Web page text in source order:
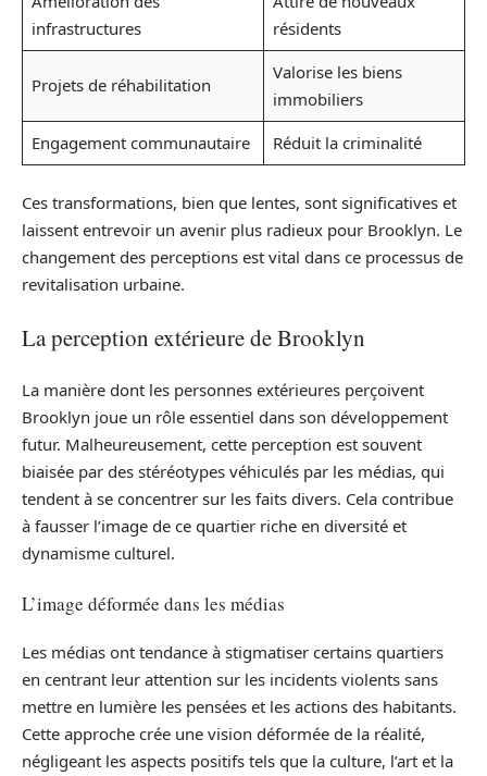
infrastructures
résidents
Projets de réhabilitation
Valorise les biens
immobiliers
Engagement communautaire
Réduit la criminalité
Ces transformations, bien que lentes, sont significatives et
laissent entrevoir un avenir plus radieux pour Brooklyn. Le
changement des perceptions est vital dans ce processus de
revitalisation urbaine.
La perception extérieure de Brooklyn
La manière dont les personnes extérieures perçoivent
Brooklyn joue un rôle essentiel dans son développement
futur. Malheureusement, cette perception est souvent
biaisée par des stéréotypes véhiculés par les médias, qui
tendent à se concentrer sur les faits divers. Cela contribue
à fausser l’image de ce quartier riche en diversité et
dynamisme culturel.
L’image déformée dans les médias
Les médias ont tendance à stigmatiser certains quartiers
en centrant leur attention sur les incidents violents sans
mettre en lumière les pensées et les actions des habitants.
Cette approche crée une vision déformée de la réalité,
négligeant les aspects positifs tels que la culture, l’art et la